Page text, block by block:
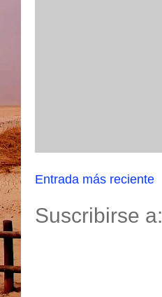
Entrada más reciente
Suscribirse a: